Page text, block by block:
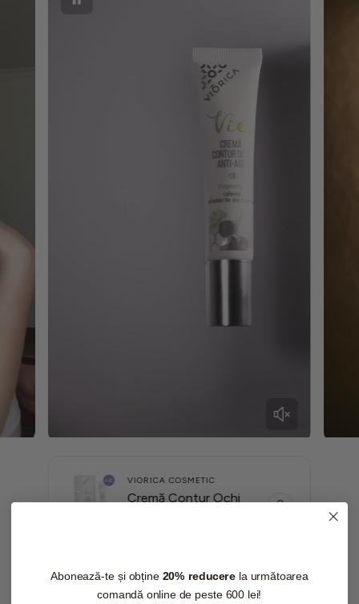
VIORICA COSMETIC
Cremă Contur Ochi
Ț
O
B
Abonează-te și obține 20% reducerela următoarea
comandă online de peste 600 lei!